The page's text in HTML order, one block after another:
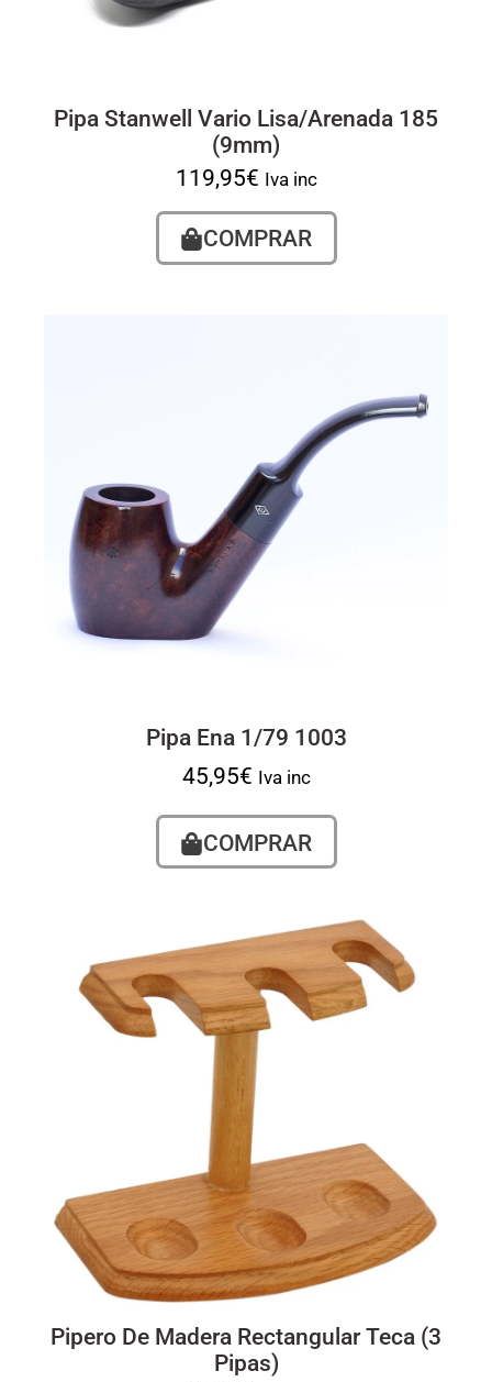
Pipa Stanwell Vario Lisa/Arenada 185
(9mm)
119,95€ Iva inc
COMPRAR
Pipa Ena 1/79 1003
45,95€ Iva inc
COMPRAR
Pipero De Madera Rectangular Teca (3
Pipas)